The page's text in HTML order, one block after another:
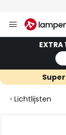
naar
Lichtlijsten